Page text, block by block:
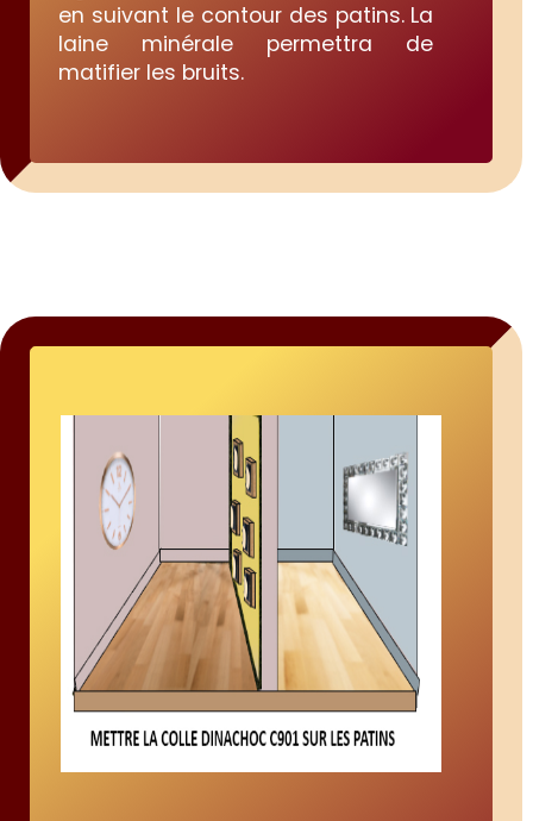
en suivant le contour des patins. La
laine minérale permettra de
matifier les bruits.